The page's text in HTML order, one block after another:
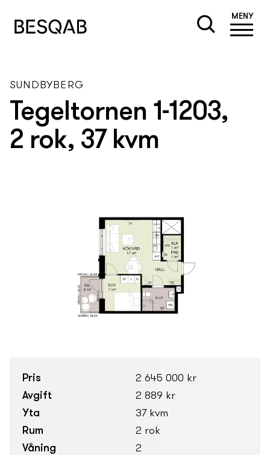
MENY
SUNDBYBERG
Tegeltornen 1-1203,
2 rok, 37 kvm
Pris
2 645 000 kr
Avgift
2 889 kr
Yta
37 kvm
Rum
2 rok
Våning
2